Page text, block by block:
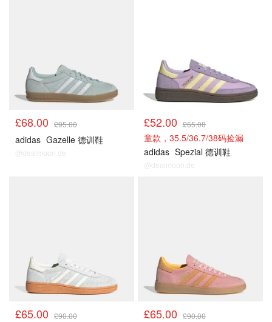
£68.00 £95.00
adidas Gazelle 德训鞋
@dealmoon.de
£52.00 £65.00
童款，35.5/36.7/38码捡漏
adidas Spezial 德训鞋
@dealmoon.de
£65.00 £90.00 £65.00 £90.00